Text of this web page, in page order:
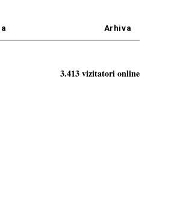
Arhiva
3.413 vizitatori online